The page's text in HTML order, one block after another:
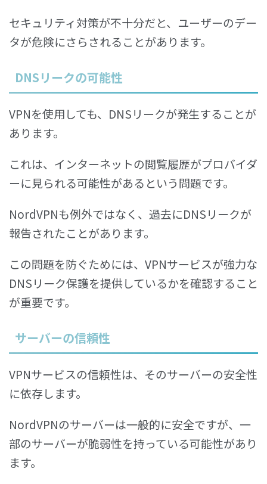
セキュリティ対策が不十分だと、ユーザーのデー
タが危険にさらされることがあります。
DNSリークの可能性
VPNを使用しても、DNSリークが発生することが
あります。
これは、インターネットの閲覧履歴がプロバイダ
ーに見られる可能性があるという問題です。
NordVPNも例外ではなく、過去にDNSリークが
報告されたことがあります。
この問題を防ぐためには、VPNサービスが強力な
DNSリーク保護を提供しているかを確認すること
が重要です。
サーバーの信頼性
VPNサービスの信頼性は、そのサーバーの安全性
に依存します。
NordVPNのサーバーは一般的に安全ですが、一
部のサーバーが脆弱性を持っている可能性があり
ます。